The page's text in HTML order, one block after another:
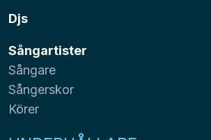
Djs
Sångartister
Sångare
Sångerskor
Körer